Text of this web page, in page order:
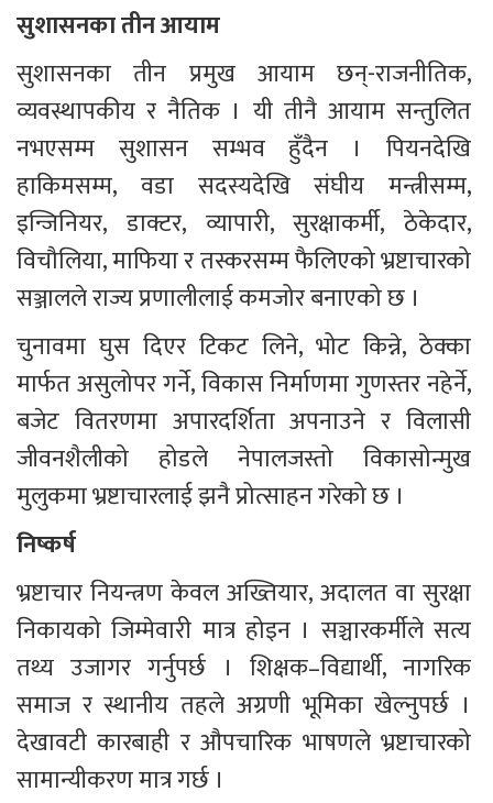
सुशासनका तीन आयाम
सुशासनका तीन प्रमुख आयाम छन्-राजनीतिक,
व्यवस्थापकीय र नैतिक । यी तीनै आयाम सन्तुलित
नभएसम्म सुशासन सम्भव हुँदैन । पियनदेखि
हाकिमसम्म, वडा सदस्यदेखि संघीय मन्त्रीसम्म,
इन्जिनियर, डाक्टर, व्यापारी, सुरक्षाकर्मी, ठेकेदार,
विचौलिया, माफिया र तस्करसम्म फैलिएको भ्रष्टाचारको
सञ्जालले राज्य प्रणालीलाई कमजोर बनाएको छ ।
चुनावमा घुस दिएर टिकट लिने, भोट किन्ने, ठेक्का
मार्फत असुलोपर गर्ने, विकास निर्माणमा गुणस्तर नहेर्ने,
बजेट वितरणमा अपारदर्शिता अपनाउने र विलासी
जीवनशैलीको होडले नेपालजस्तो विकासोन्मुख
मुलुकमा भ्रष्टाचारलाई झनै प्रोत्साहन गरेको छ ।
निष्कर्ष
भ्रष्टाचार नियन्त्रण केवल अख्तियार, अदालत वा सुरक्षा
निकायको जिम्मेवारी मात्र होइन । सञ्चारकर्मीले सत्य
तथ्य उजागर गर्नुपर्छ । शिक्षक–विद्यार्थी, नागरिक
समाज र स्थानीय तहले अग्रणी भूमिका खेल्नुपर्छ ।
देखावटी कारबाही र औपचारिक भाषणले भ्रष्टाचारको
सामान्यीकरण मात्र गर्छ ।